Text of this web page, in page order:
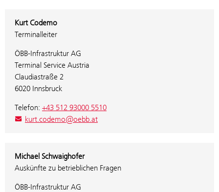
Kurt Codemo
Terminalleiter
ÖBB-Infrastruktur AG
Terminal Service Austria
Claudiastraße 2
6020 Innsbruck
Telefon: +43 512 93000 5510
kurt.codemo@oebb.at
Michael Schwaighofer
Auskünfte zu betrieblichen Fragen
ÖBB-Infrastruktur AG